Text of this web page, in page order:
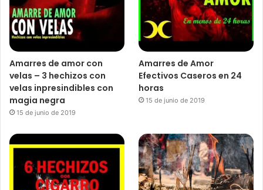
Amarres de amor con
velas – 3 hechizos con
velas inpresindibles con
magia negra
15 de junio de 2019
Amarres de Amor
Efectivos Caseros en 24
horas
15 de junio de 2019